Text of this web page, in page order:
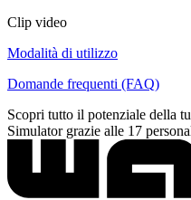
Clip video
Modalità di utilizzo
Domande frequenti (FAQ)
Scopri tutto il potenziale della
Simulator grazie alle 17